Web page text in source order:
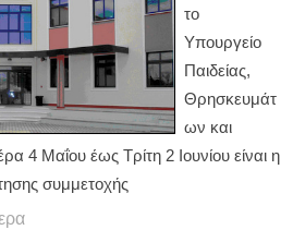
το
Υπουργείο
Παιδείας,
Θρησκευμάτ
ων και
4 Μαΐου έως Τρίτη 2 Ιουνίου είναι η
συμμετοχής